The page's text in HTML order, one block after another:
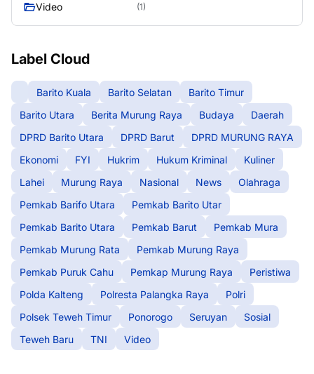
Video (1)
Label Cloud
Barito Kuala Barito Selatan
Barito Timur
Barito Utara
Berita Murung Raya Budaya
Daerah
DPRD Barito Utara
DPRD Barut
DPRD MURUNG RAYA
Ekonomi
FYI Hukrim Hukum Kriminal
Kuliner
Lahei
Murung Raya Nasional News
Olahraga
Pemkab Barifo Utara
Pemkab Barito Utar
Pemkab Barito Utara
Pemkab Barut
Pemkab Mura
Pemkab Murung Rata
Pemkab Murung Raya
Pemkab Puruk Cahu
Pemkap Murung Raya
Peristiwa
Polda Kalteng
Polresta Palangka Raya
Polri
Polsek Teweh Timur
Ponorogo Seruyan
Sosial
Teweh Baru
TNI Video